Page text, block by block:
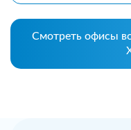
Смотреть офисы